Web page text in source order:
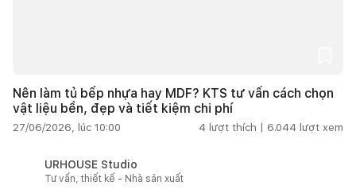
Nên làm tủ bếp nhựa hay MDF? KTS tư vấn cách chọn
vật liệu bền, đẹp và tiết kiệm chi phí
27/06/2026, lúc 10:00 4 lượt thích | 6.044 lượt xem
URHOUSE Studio
Tư vấn, thiết kế - Nhà sản xuất